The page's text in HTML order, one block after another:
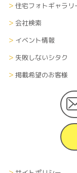
住宅フォトギャラリ
会社検索
イベント情報
失敗しないシタク
掲載希望のお客様